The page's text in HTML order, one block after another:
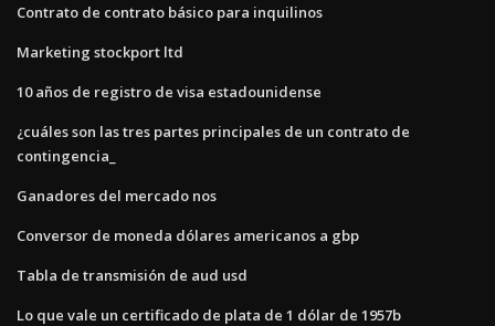
Contrato de contrato básico para inquilinos
Marketing stockport ltd
10 años de registro de visa estadounidense
¿cuáles son las tres partes principales de un contrato de
contingencia_
Ganadores del mercado nos
Conversor de moneda dólares americanos a gbp
Tabla de transmisión de aud usd
Lo que vale un certificado de plata de 1 dólar de 1957b